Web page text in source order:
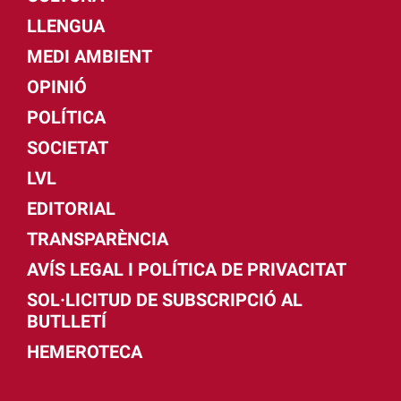
LLENGUA
MEDI AMBIENT
OPINIÓ
POLÍTICA
SOCIETAT
LVL
EDITORIAL
TRANSPARÈNCIA
AVÍS LEGAL I POLÍTICA DE PRIVACITAT
SOL·LICITUD DE SUBSCRIPCIÓ AL
BUTLLETÍ
HEMEROTECA